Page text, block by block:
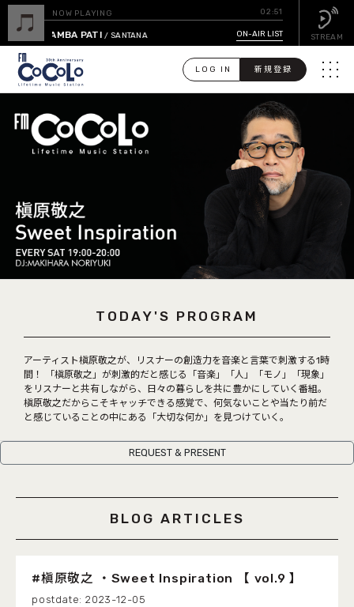
LOG IN 新規登録 メニ
GUEST CALENDAR
ON-AIR LIST
EVENT CALENDAR
TIMETABLE
COCOLO FEATURE
DJ
765MARKET
NOW PLAYING 02:51
SAMBA PATI/ SANTANA ON-AIR LIST STREAM
TODAY'S PROGRAM
アーティスト槇原敬之が、リスナーの創造力を音楽と言葉で刺激する1時
間！ 「槇原敬之」が刺激的だと感じる「音楽」「人」「モノ」「現象」
をリスナーと共有しながら、日々の暮らしを共に豊かにしていく番組。
槇原敬之だからこそキャッチできる感覚で、何気ないことや当たり前だ
と感じていることの中にある「大切な何か」を見つけていく。
REQUEST & PRESENT
BLOG ARTICLES
#槇原敬之 ・Sweet Inspiration 【 vol.9 】
2023-12-05